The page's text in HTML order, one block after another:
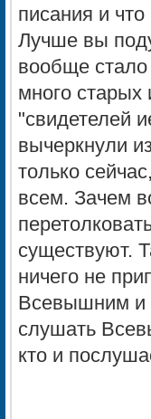
писания и
Лучше вы
вообще
много старых
"свидетелей
вычеркнули
только
всем. Зачем
существуют.
ничего не
Всевышним и
слушать
кто и